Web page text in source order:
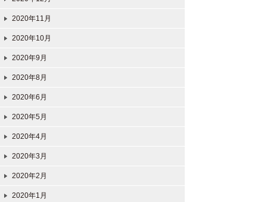
2020年11月
2020年10月
2020年9月
2020年8月
2020年6月
2020年5月
2020年4月
2020年3月
2020年2月
2020年1月